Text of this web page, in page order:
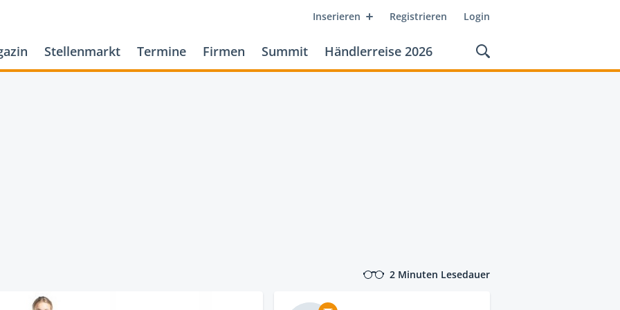
Inserieren Registrieren Login
Stellenmarkt Termine Firmen Summit Händlerreise 2026
2 Minuten Lesedauer